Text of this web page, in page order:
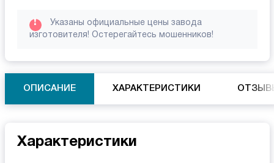
!
Указаны официальные цены завода
изготовителя! Остерегайтесь мошенников!
ОПИСАНИЕ ХАРАКТЕРИСТИКИ
Характеристики